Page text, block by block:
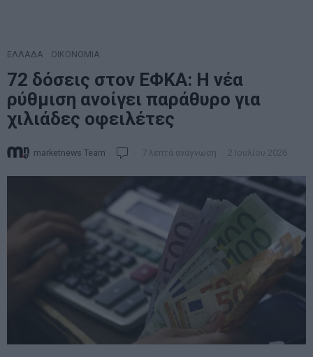
ΕΛΛΑΔΑ ΟΙΚΟΝΟΜΙΑ
72 δόσεις στον ΕΦΚΑ: Η νέα
ρύθμιση ανοίγει παράθυρο για
χιλιάδες οφειλέτες
marketnews Team 7 λεπτά ανάγνωση 2 Ιουλίου 2026